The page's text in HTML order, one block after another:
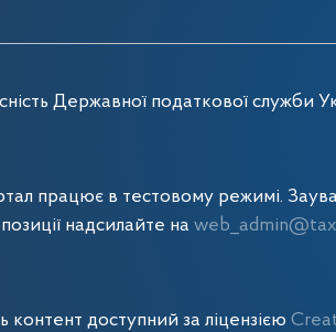
Державної податкової служби
працює в тестовому режимі.
надсилайте на
контент доступний за ліцензією